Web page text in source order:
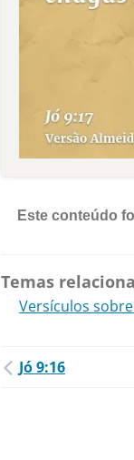
Este conteúdo
Temas
Versículos
Jó 9:16